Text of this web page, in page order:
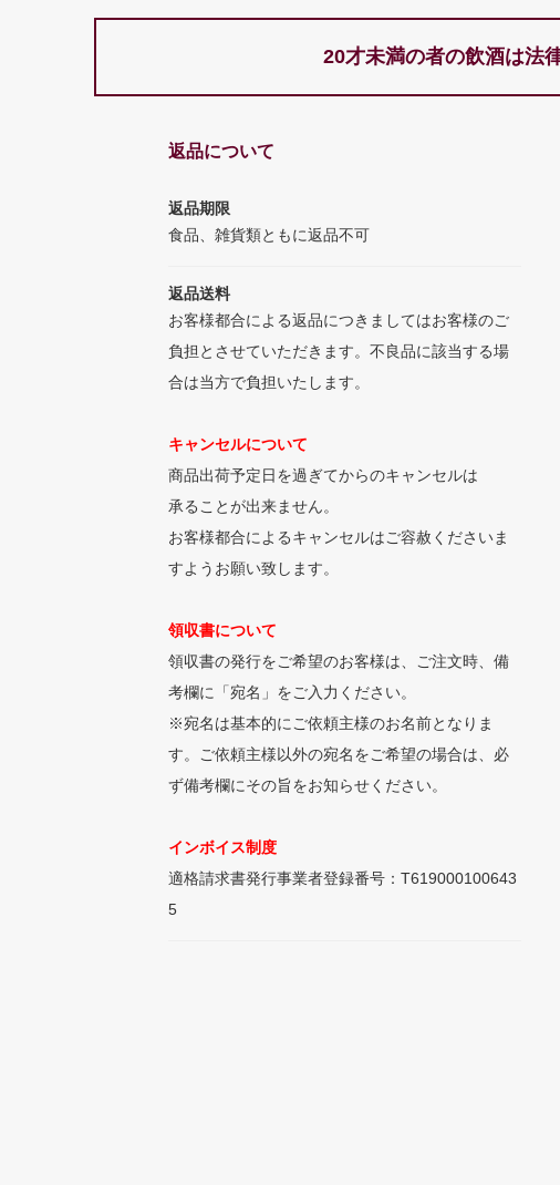
20才未満の者の飲酒は法
返品について
返品期限
食品、雑貨類ともに返品不可
返品送料
お客様都合による返品につきましてはお客様のご
負担とさせていただきます。不良品に該当する場
合は当方で負担いたします。
キャンセルについて
商品出荷予定日を過ぎてからのキャンセルは
承ることが出来ません。
お客様都合によるキャンセルはご容赦くださいま
すようお願い致します。
領収書について
領収書の発行をご希望のお客様は、ご注文時、備
考欄に「宛名」をご入力ください。
※宛名は基本的にご依頼主様のお名前となりま
す。ご依頼主様以外の宛名をご希望の場合は、必
ず備考欄にその旨をお知らせください。
インボイス制度
適格請求書発行事業者登録番号：T619000100643
5